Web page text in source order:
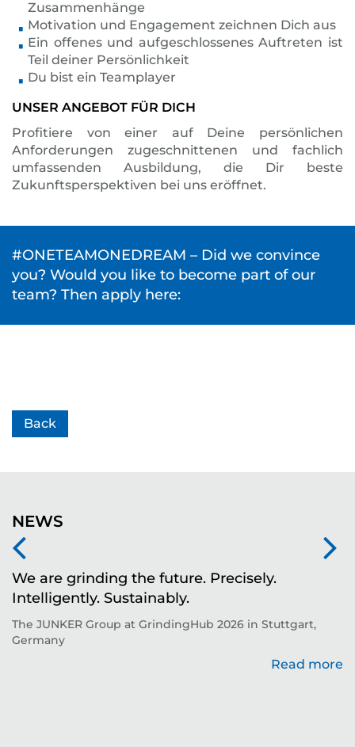
Zusammenhänge
Motivation und Engagement zeichnen Dich aus
Ein offenes und aufgeschlossenes Auftreten ist
Teil deiner Persönlichkeit
Du bist ein Teamplayer
UNSER ANGEBOT FÜR DICH
Profitiere von einer auf Deine persönlichen
Anforderungen zugeschnittenen und fachlich
umfassenden Ausbildung, die Dir beste
Zukunftsperspektiven bei uns eröffnet.
#ONETEAMONEDREAM – Did we convince
you? Would you like to become part of our
team? Then apply here:
Back
NEWS
We are grinding the future. Precisely.
Intelligently. Sustainably.
The JUNKER Group at GrindingHub 2026 in Stuttgart,
Germany
Read more